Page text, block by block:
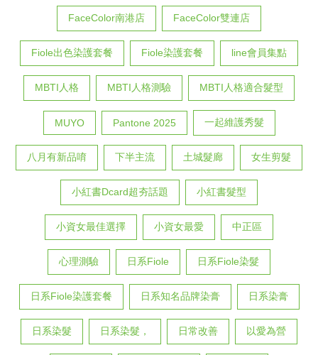
FaceColor南港店 FaceColor雙連店
Fiole出色染護套餐 Fiole染護套餐 line會員集點
MBTI人格 MBTI人格測驗 MBTI人格適合髮型
MUYO Pantone 2025 一起維護秀髮
八月有新品唷 下半主流 土城髮廊 女生剪髮
小紅書Dcard超夯話題 小紅書髮型
小資女最佳選擇 小資女最愛 中正區
心理測驗 日系Fiole 日系Fiole染髮
日系Fiole染護套餐 日系知名品牌染膏 日系染膏
日系染髮 日系染髮， 日常改善 以愛為營